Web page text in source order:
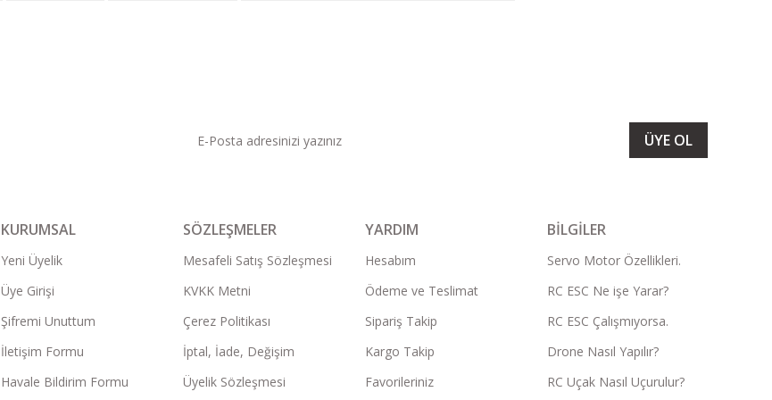
ÜYE OL
KURUMSAL
Yeni Üyelik
Üye Girişi
Şifremi Unuttum
İletişim Formu
Havale Bildirim Formu
SÖZLEŞMELER
Mesafeli Satış Sözleşmesi
KVKK Metni
Çerez Politikası
İptal, İade, Değişim
Üyelik Sözleşmesi
YARDIM
Hesabım
Ödeme ve Teslimat
Sipariş Takip
Kargo Takip
Favorileriniz
BİLGİLER
Servo Motor Özellikleri.
RC ESC Ne işe Yarar?
RC ESC Çalışmıyorsa.
Drone Nasıl Yapılır?
RC Uçak Nasıl Uçurulur?